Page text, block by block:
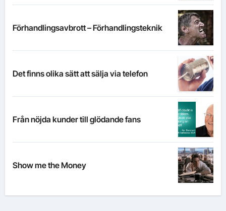
Förhandlingsavbrott – Förhandlingsteknik
Det finns olika sätt att sälja via telefon
Från nöjda kunder till glödande fans
Show me the Money